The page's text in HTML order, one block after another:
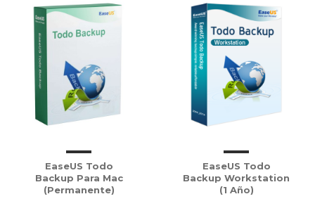
EaseUS Todo
Backup Para Mac
(Permanente)
EaseUS Todo
Backup Workstation
(1 Año)